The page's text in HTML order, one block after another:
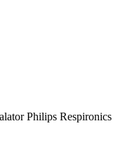
Philips Respironics